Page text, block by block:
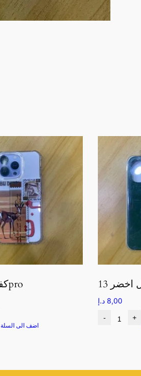
كفر تراثي 13pro
اضف الى السلة
8,00 د.إ
- +